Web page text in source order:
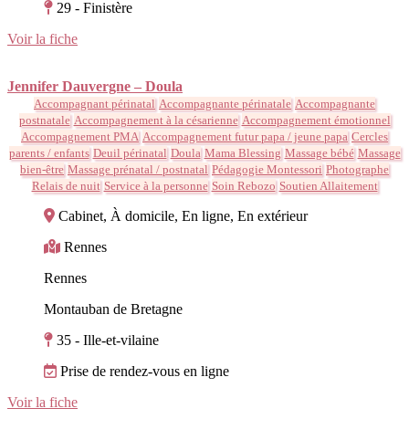
29 - Finistère
Voir la fiche
Jennifer Dauvergne – Doula
Accompagnant périnatal Accompagnante périnatale Accompagnante
postnatale Accompagnement à la césarienne Accompagnement émotionnel
Accompagnement PMA Accompagnement futur papa / jeune papa Cercles
parents / enfants Deuil périnatal Doula Mama Blessing Massage bébé Massage
bien-être Massage prénatal / postnatal Pédagogie Montessori Photographe
Relais de nuit Service à la personne Soin Rebozo Soutien Allaitement
Cabinet, À domicile, En ligne, En extérieur
Rennes
Rennes
Montauban de Bretagne
35 - Ille-et-vilaine
Prise de rendez-vous en ligne
Voir la fiche